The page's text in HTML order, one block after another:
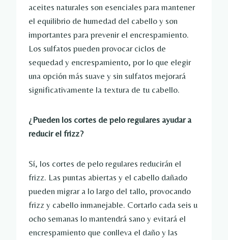
aceites naturales son esenciales para mantener
el equilibrio de humedad del cabello y son
importantes para prevenir el encrespamiento.
Los sulfatos pueden provocar ciclos de
sequedad y encrespamiento, por lo que elegir
una opción más suave y sin sulfatos mejorará
significativamente la textura de tu cabello.
¿Pueden los cortes de pelo regulares ayudar a
reducir el frizz?
Sí, los cortes de pelo regulares reducirán el
frizz. Las puntas abiertas y el cabello dañado
pueden migrar a lo largo del tallo, provocando
frizz y cabello inmanejable. Cortarlo cada seis u
ocho semanas lo mantendrá sano y evitará el
encrespamiento que conlleva el daño y las